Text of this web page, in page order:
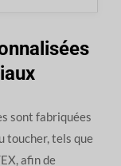
sont fabriquées
toucher, tels que
afin de